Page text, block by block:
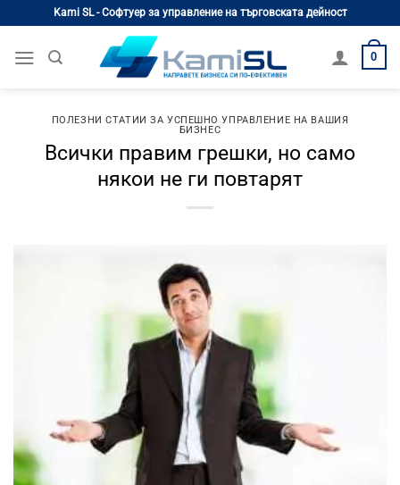
content
Kami SL - Софтуер за управление на търговската дейност
0
ПОЛЕЗНИ СТАТИИ ЗА УСПЕШНО УПРАВЛЕНИЕ НА ВАШИЯ
БИЗНЕС
Всички правим грешки, но само
някои не ги повтарят